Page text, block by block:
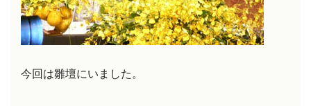
今回は雛壇にいました。